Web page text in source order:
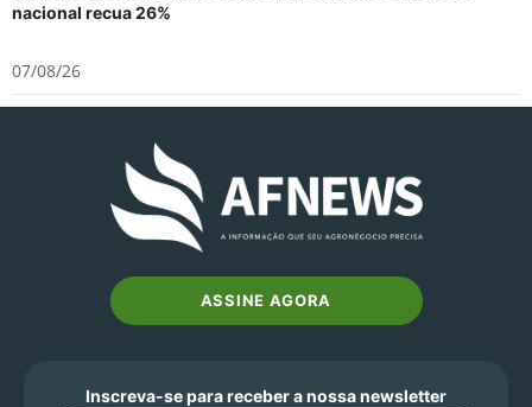
nacional recua 26%
07/08/26
ASSINE AGORA
Inscreva-se para receber a nossa newsletter